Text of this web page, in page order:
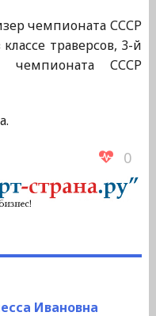
чемпионата СССР
классе траверсов, 3-й
чемпионата СССР
0
Ивановна